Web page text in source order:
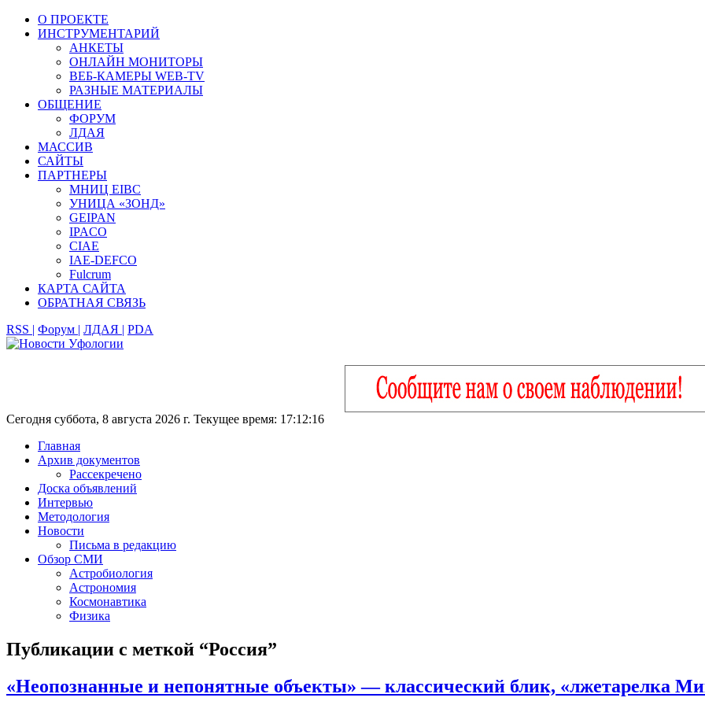
О ПРОЕКТЕ
ИНСТРУМЕНТАРИЙ
АНКЕТЫ
ОНЛАЙН МОНИТОРЫ
ВЕБ-КАМЕРЫ WEB-TV
РАЗНЫЕ МАТЕРИАЛЫ
ОБЩЕНИЕ
ФОРУМ
ЛДАЯ
МАССИВ
САЙТЫ
ПАРТНЕРЫ
МНИЦ EIBC
УНИЦА «ЗОНД»
GEIPAN
IPACO
CIAE
IAE-DEFCO
Fulcrum
КАРТА САЙТА
ОБРАТНАЯ СВЯЗЬ
RSS | Форум | ЛДАЯ | PDA
Сегодня суббота, 8 августа 2026 г. Текущее время: 17:12:17
Главная
Архив документов
Рассекречено
Доска объявлений
Интервью
Методология
Новости
Письма в редакцию
Обзор СМИ
Астробиология
Астрономия
Космонавтика
Физика
Публикации с меткой “Россия”
«Неопознанные и непонятные объекты» — классический блик, «лжетарелка